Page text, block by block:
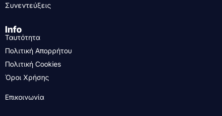
Συνεντεύξεις
Info
Ταυτότητα
Πολιτική Απορρήτου
Πολιτική Cookies
Όροι Χρήσης
Επικοινωνία